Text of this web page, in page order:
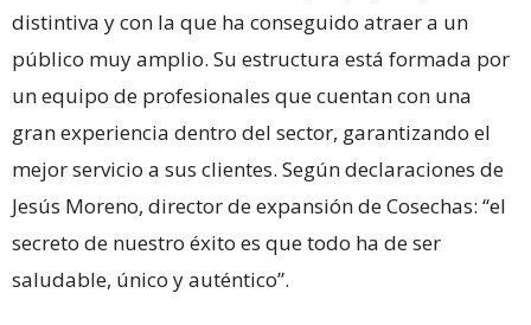
distintiva y con la que ha conseguido atraer a un
público muy amplio. Su estructura está formada por
un equipo de profesionales que cuentan con una
gran experiencia dentro del sector, garantizando el
mejor servicio a sus clientes. Según declaraciones de
Jesús Moreno, director de expansión de Cosechas: “el
secreto de nuestro éxito es que todo ha de ser
saludable, único y auténtico”.